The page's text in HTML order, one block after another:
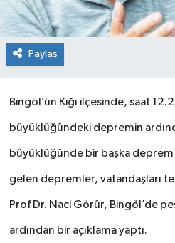
Paylaş
Bingöl’ün Kiğı ilçesinde, saat
büyüklüğündeki depremin
büyüklüğünde bir başka
gelen depremler, vatandaşları
Prof Dr. Naci Görür, Bingöl’de
ardından bir açıklama yaptı.